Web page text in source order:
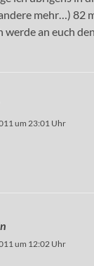
mehr…) 82
werde an euch
um 23:01 Uhr
um 12:02 Uhr